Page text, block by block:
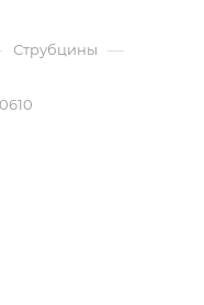
Струбцины —